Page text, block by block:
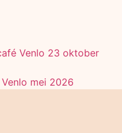
Venlo 23 oktober
mei 2026